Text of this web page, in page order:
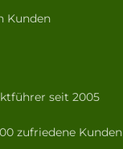
Kunden
seit 2005
zufriedene Kunden